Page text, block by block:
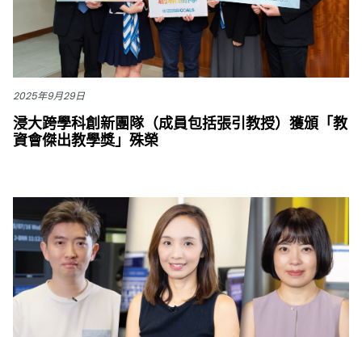
2025年9月29日
浸大跨學科創新團隊（成員包括張引教授）獲頒「教
資會傑出教學獎」殊榮